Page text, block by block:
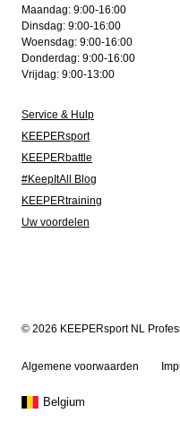
Maandag: 9:00-16:00
Dinsdag: 9:00-16:00
Woensdag: 9:00-16:00
Donderdag: 9:00-16:00
Vrijdag: 9:00-13:00
Service & Hulp
KEEPERsport
KEEPERbattle
#KeepItAll Blog
KEEPERtraining
Uw voordelen
© 2026 KEEPERsport NL
Algemene voorwaarden
Belgium